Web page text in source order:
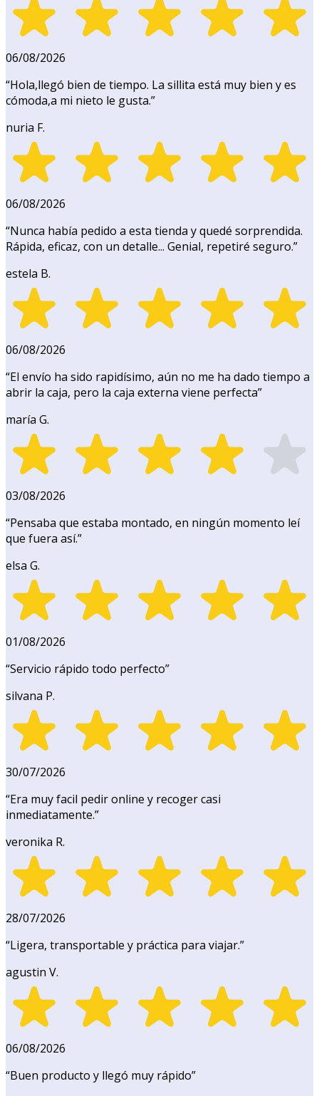
06/08/2026
“Hola,llegó bien de tiempo. La sillita está muy bien y es
cómoda,a mi nieto le gusta.”
nuria F.
06/08/2026
“Nunca había pedido a esta tienda y quedé sorprendida.
Rápida, eficaz, con un detalle... Genial, repetiré seguro.”
estela B.
06/08/2026
“El envío ha sido rapidísimo, aún no me ha dado tiempo a
abrir la caja, pero la caja externa viene perfecta”
maría G.
03/08/2026
“Pensaba que estaba montado, en ningún momento leí
que fuera así.”
elsa G.
01/08/2026
“Servicio rápido todo perfecto”
silvana P.
30/07/2026
“Era muy facil pedir online y recoger casi
inmediatamente.”
veronika R.
28/07/2026
“Ligera, transportable y práctica para viajar.”
agustin V.
06/08/2026
“Buen producto y llegó muy rápido”